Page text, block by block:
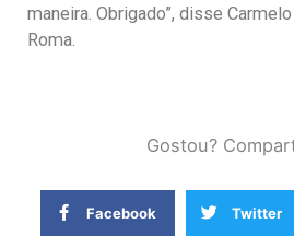
maneira. Obrigado”, disse
Roma.
Gostou?
Facebook Twitter